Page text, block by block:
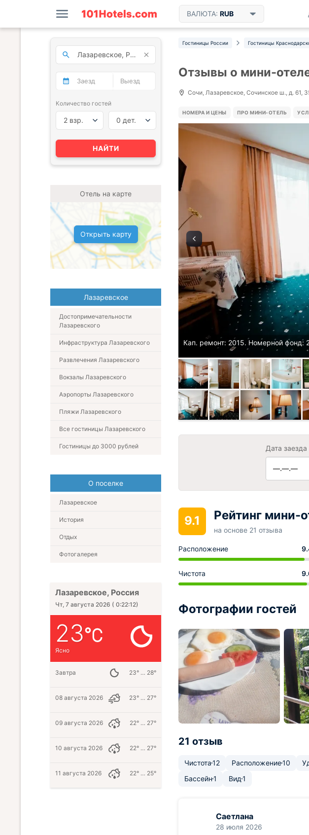
ВАЛЮТА: RUB
Гостиницы России Гостиницы
Отзывы о мини-
Сочи, Лазаревское, Сочинское ш., д. 61,
НОМЕРА И ЦЕНЫ ПРО МИНИ-ОТЕЛЬ
Кап. ремонт: 2015. Номерной фонд:
Дата заезда
—.—.—
9.1 Рейтинг мини-
на основе 21 отзыва
Расположение
Чистота
Фотографии гостей
21 отзыв
Чистота12 Расположение10
Бассейн1 Вид1
Саетлана
28 июля 2026
Количество гостей
2 взр. 0 дет.
НАЙТИ
Отель на карте
Открыть карту
Лазаревское
Достопримечательности
Лазаревского
Инфраструктура Лазаревского
Развлечения Лазаревского
Вокзалы Лазаревского
Аэропорты Лазаревского
Пляжи Лазаревского
Все гостиницы Лазаревского
Гостиницы до 3000 рублей
О поселке
Лазаревское
История
Отдых
Фотогалерея
Лазаревское, Россия
Чт, 7 августа 2026 ( 0:22:14)
23
Ясно
Завтра 23° … 28°
08 августа 2026 23° … 27°
09 августа 2026 22° … 27°
10 августа 2026 22° … 27°
11 августа 2026 22° … 25°